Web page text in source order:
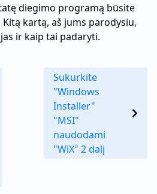
diegimo programą būsite
kartą, aš jums parodysiu,
ir kaip tai padaryti.
Sukurkite
"Windows
Installer"
"MSI"
naudodami
"WiX" 2 dalį